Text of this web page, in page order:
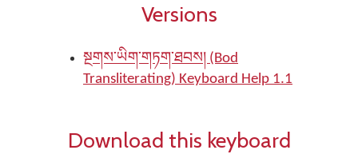
Versions
སྔགས་ཡིག་གཏག་ཐབས། (Bod
Transliterating) Keyboard Help 1.1
Download this keyboard